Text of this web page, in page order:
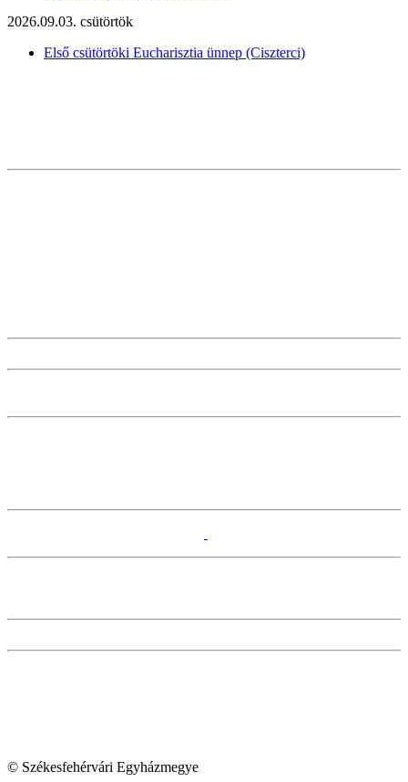
2026.09.03. csütörtök
Első csütörtöki Eucharisztia ünnep (Ciszterci)
© Székesfehérvári Egyházmegye